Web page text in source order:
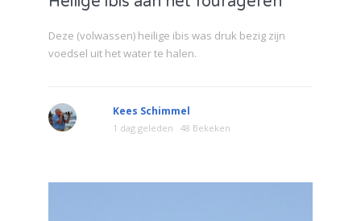
Deze (volwassen) heilige ibis was druk bezig zijn
voedsel uit het water te halen.
Kees Schimmel
1 dag geleden 48 Bekeken